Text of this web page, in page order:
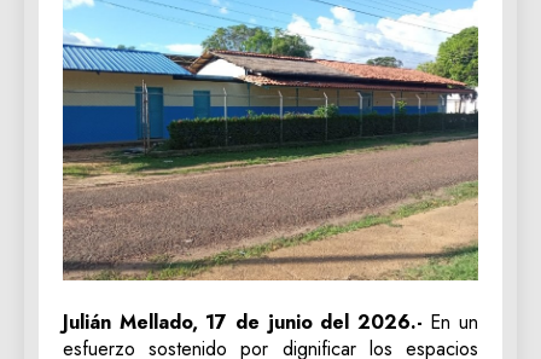
‎Julián Mellado, 17 de junio del 2026.- En un
esfuerzo sostenido por dignificar los espacios